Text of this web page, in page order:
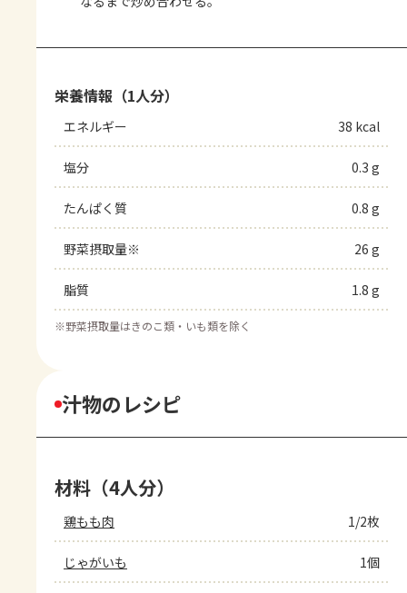
栄養情報（1人分）
エネルギー 38 kcal
塩分 0.3 g
たんぱく質 0.8 g
野菜摂取量※ 26 g
脂質 1.8 g
※野菜摂取量はきのこ類・いも類を除く
汁物のレシピ
材料（4人分）
鶏もも肉 1/2枚
じゃがいも 1個